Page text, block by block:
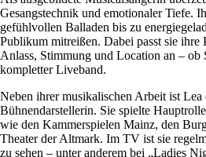
Gesangstechnik und emotionaler Tiefe.
gefühlvollen Balladen bis zu
Publikum mitreißen. Dabei passt sie ihre
Anlass, Stimmung und Location an –
kompletter Liveband.
Neben ihrer musikalischen Arbeit ist Lea
Bühnendarstellerin. Sie spielte
wie den Kammerspielen Mainz, den
Theater der Altmark. Im TV ist sie
zu sehen – unter anderem bei „Ladies